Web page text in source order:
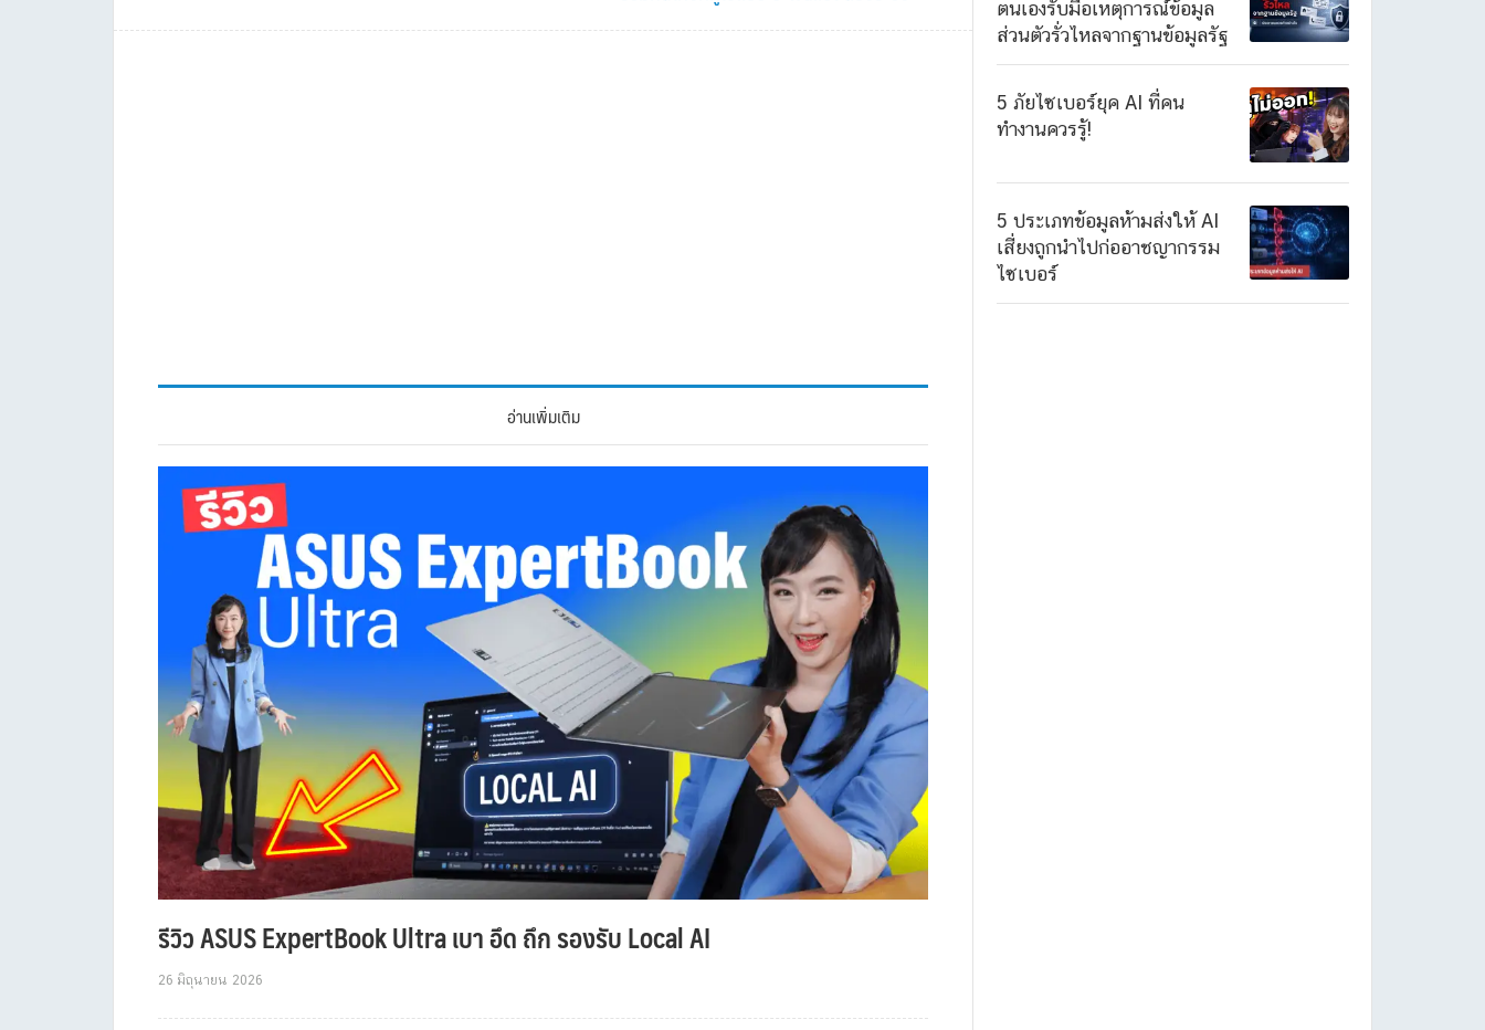
Post:
อ่านเพิ่มเติม
รีวิว ASUS ExpertBook Ultra เบา อึด ถึก รองรับ Local AI
26 มิถุนายน 2026
ตนเองรับมือเหตุการณ์ข้อมูล
ส่วนตัวรั่วไหลจากฐานข้อมูลรัฐ
5 ภัยไซเบอร์ยุค AI ที่คน
ทำงานควรรู้!
5 ประเภทข้อมูลห้ามส่งให้ AI
เสี่ยงถูกนำไปก่ออาชญากรรม
ไซเบอร์